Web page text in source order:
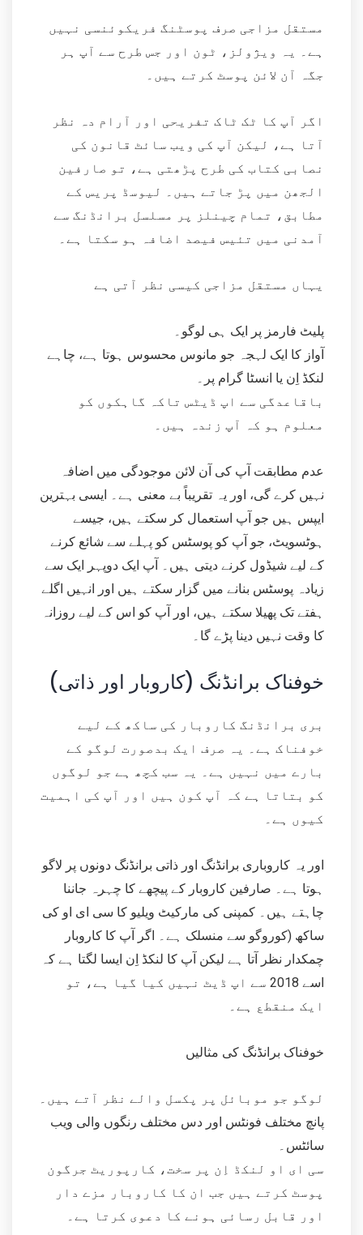
مستقل مزاجی صرف پوسٹنگ فریکوئنسی نہیں
ہے۔ یہ ویژولز، ٹون اور جس طرح سے آپ ہر
جگہ آن لائن پوسٹ کرتے ہیں۔
اگر آپ کا ٹک ٹاک تفریحی اور آرام دہ نظر
آتا ہے، لیکن آپ کی ویب سائٹ قانون کی
نصابی کتاب کی طرح پڑھتی ہے، تو صارفین
الجھن میں پڑ جاتے ہیں۔ لیوسڈ پریس کے
مطابق، تمام چینلز پر مسلسل برانڈنگ سے
آمدنی میں تئیس فیصد اضافہ ہو سکتا ہے۔
یہاں مستقل مزاجی کیسی نظر آتی ہے
پلیٹ فارمز پر ایک ہی لوگو۔
آواز کا ایک لہجہ جو مانوس محسوس ہوتا ہے، چاہے
لنکڈ اِن یا انسٹا گرام پر۔
باقاعدگی سے اپ ڈیٹس تاکہ گاہکوں کو
معلوم ہو کہ آپ زندہ ہیں۔
عدم مطابقت آپ کی آن لائن موجودگی میں اضافہ
نہیں کرے گی، اور یہ تقریباً بے معنی ہے۔ ایسی بہترین
ایپس ہیں جو آپ استعمال کر سکتے ہیں، جیسے
ہوٹسویٹ، جو آپ کو پوسٹس کو پہلے سے شائع کرنے
کے لیے شیڈول کرنے دیتی ہیں۔ آپ ایک دوپہر ایک سے
زیادہ پوسٹس بنانے میں گزار سکتے ہیں اور انہیں اگلے
ہفتے تک پھیلا سکتے ہیں، اور آپ کو اس کے لیے روزانہ
کا وقت نہیں دینا پڑے گا۔
خوفناک برانڈنگ (کاروبار اور ذاتی)
بری برانڈنگ کاروبار کی ساکھ کے لیے
خوفناک ہے۔ یہ صرف ایک بدصورت لوگو کے
بارے میں نہیں ہے۔ یہ سب کچھ ہے جو لوگوں
کو بتاتا ہے کہ آپ کون ہیں اور آپ کی اہمیت
کیوں ہے۔
اور یہ کاروباری برانڈنگ اور ذاتی برانڈنگ دونوں پر لاگو
ہوتا ہے۔ صارفین کاروبار کے پیچھے کا چہرہ جاننا
چاہتے ہیں۔ کمپنی کی مارکیٹ ویلیو کا سی ای او کی
ساکھ (کوروگو سے منسلک ہے۔ اگر آپ کا کاروبار
چمکدار نظر آتا ہے لیکن آپ کا لنکڈ اِن ایسا لگتا ہے کہ
اسے 2018 سے اپ ڈیٹ نہیں کیا گیا ہے، تو
ایک منقطع ہے۔
خوفناک برانڈنگ کی مثالیں
لوگو جو موبائل پر پکسل والے نظر آتے ہیں۔
پانچ مختلف فونٹس اور دس مختلف رنگوں والی ویب
سائٹس۔
سی ای او لنکڈ اِن پر سخت، کارپوریٹ جرگون
پوسٹ کرتے ہیں جب ان کا کاروبار مزے دار
اور قابل رسائی ہونے کا دعوی کرتا ہے۔